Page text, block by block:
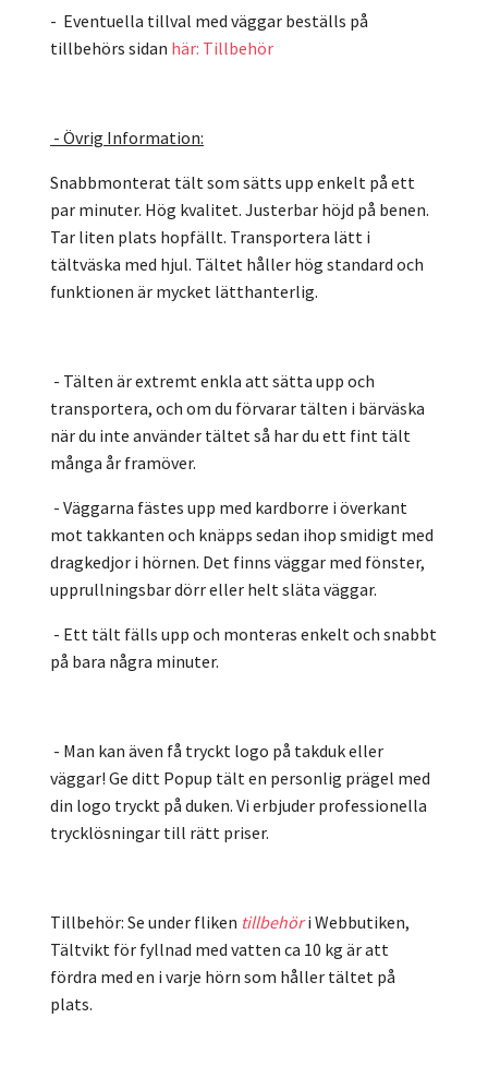
- Eventuella tillval med väggar beställs på
tillbehörs sidan här: Tillbehör
- Övrig Information:
Snabbmonterat tält som sätts upp enkelt på ett
par minuter. Hög kvalitet. Justerbar höjd på benen.
Tar liten plats hopfällt. Transportera lätt i
tältväska med hjul. Tältet håller hög standard och
funktionen är mycket lätthanterlig.
- Tälten är extremt enkla att sätta upp och
transportera, och om du förvarar tälten i bärväska
när du inte använder tältet så har du ett fint tält
många år framöver.
- Väggarna fästes upp med kardborre i överkant
mot takkanten och knäpps sedan ihop smidigt med
dragkedjor i hörnen. Det finns väggar med fönster,
upprullningsbar dörr eller helt släta väggar.
- Ett tält fälls upp och monteras enkelt och snabbt
på bara några minuter.
- Man kan även få tryckt logo på takduk eller
väggar! Ge ditt Popup tält en personlig prägel med
din logo tryckt på duken. Vi erbjuder professionella
trycklösningar till rätt priser.
Tillbehör: Se under fliken tillbehöri Webbutiken,
Tältvikt för fyllnad med vatten ca 10 kg är att
fördra med en i varje hörn som håller tältet på
plats.